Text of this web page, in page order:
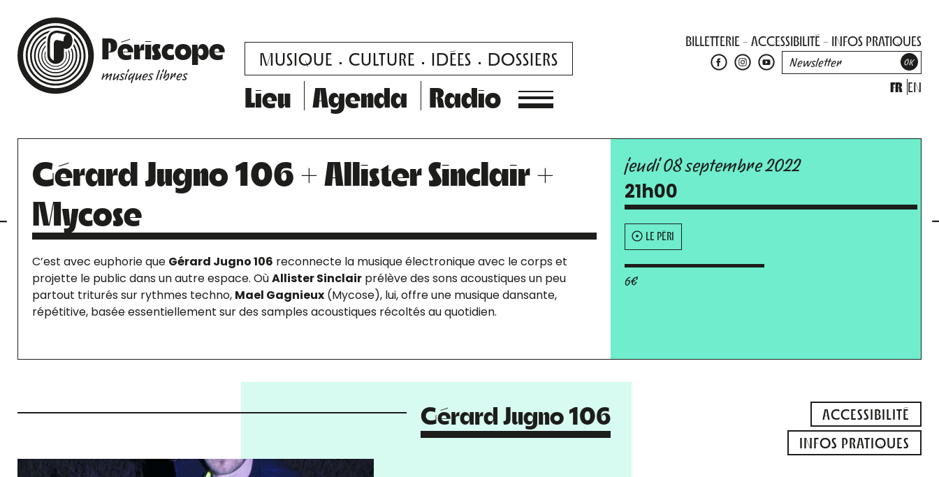
Périscope
musiques libres
MUSIQUE CULTURE IDÉES DOSSIERS
Lieu Agenda Radio
BILLETTERIE ACCESSIBILITÉ INFOS PRATIQUES
FR EN
Gérard Jugno 106 + Allister Sinclair +
Mycose
C’est avec euphorie que Gérard Jugno 106 reconnecte la musique électronique avec le corps et
projette le public dans un autre espace. OùAllister Sinclair prélève des sons acoustiques un peu
partout triturés sur rythmes techno, Mael Gagnieux (Mycose), lui, offre une musique dansante,
répétitive, basée essentiellement sur des samples acoustiques récoltés au quotidien.
jeudi 08 septembre 2022
21h00
LE PÉRI
6€
Gérard Jugno 106
ACCESSIBILITÉ
INFOS PRATIQUES